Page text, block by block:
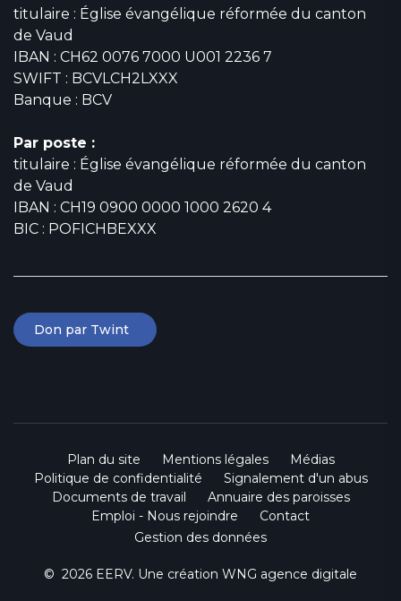
titulaire : Église évangélique réformée du canton
de Vaud
IBAN : CH62 0076 7000 U001 2236 7
SWIFT : BCVLCH2LXXX
Banque : BCV
Par poste :
titulaire : Église évangélique réformée du canton
de Vaud
IBAN : CH19 0900 0000 1000 2620 4
BIC : POFICHBEXXX
Don par Twint
Plan du site Mentions légales
Médias
Politique de confidentialité
Signalement d'un abus
Documents de travail
Annuaire des paroisses
Emploi - Nous rejoindre
Contact
Gestion des données
© 2026 EERV. Une création WNG agence digitale